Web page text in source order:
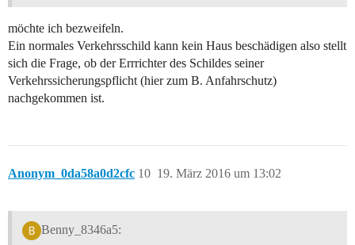
möchte ich bezweifeln.
Ein normales Verkehrsschild kann kein Haus beschädigen also stellt
sich die Frage, ob der Errrichter des Schildes seiner
Verkehrssicherungspflicht (hier zum B. Anfahrschutz)
nachgekommen ist.
Anonym_0da58a0d2cfc 19. März 2016 um 13:02
10
Benny_8346a5: